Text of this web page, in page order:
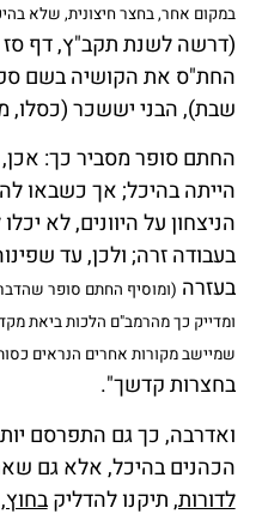
במקום אחר, בחצר חיצונית, שלא
(דרשה לשנת תקב"ץ, דף
החת"ס את הקושיה בשם
שבת), הבני יששכר (כסלו,
החתם סופר מסביר כך:
הייתה בהיכל; אך כשבאו
הניצחון על היוונים, לא
בעבודה זרה; ולכן, עד
בעזרה (ומוסיף החתם סופר
ומדייק כך מהרמב"ם הלכות ביאת
שמיישב מקורות אחרים הנראים
בחצרות קדשך".
ואדרבה, כך גם התפרסם
הכהנים בהיכל, אלא גם
לדורות,תיקנו להדליקבחוץ,